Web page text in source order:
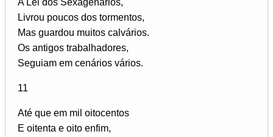
Livrou poucos dos tormentos,
Mas guardou muitos calvários.
Os antigos trabalhadores,
Seguiam em cenários vários.
11
Até que em mil oitocentos
E oitenta e oito enfim,